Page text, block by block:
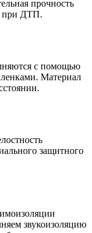
прочность
при ДТП.
с помощью
Материал
защитного
звукоизоляцию